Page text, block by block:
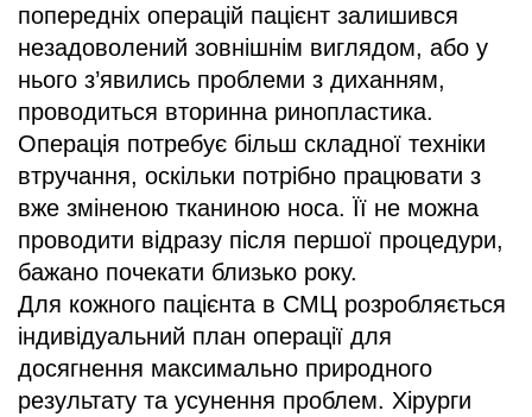
попередніх операцій пацієнт залишився
незадоволений зовнішнім виглядом, або у
нього з’явились проблеми з диханням,
проводиться вторинна ринопластика.
Операція потребує більш складної техніки
втручання, оскільки потрібно працювати з
вже зміненою тканиною носа. Її не можна
проводити відразу після першої процедури,
бажано почекати близько року.
Для кожного пацієнта в СМЦ розробляється
індивідуальний план операції для
досягнення максимально природного
результату та усунення проблем. Хірурги